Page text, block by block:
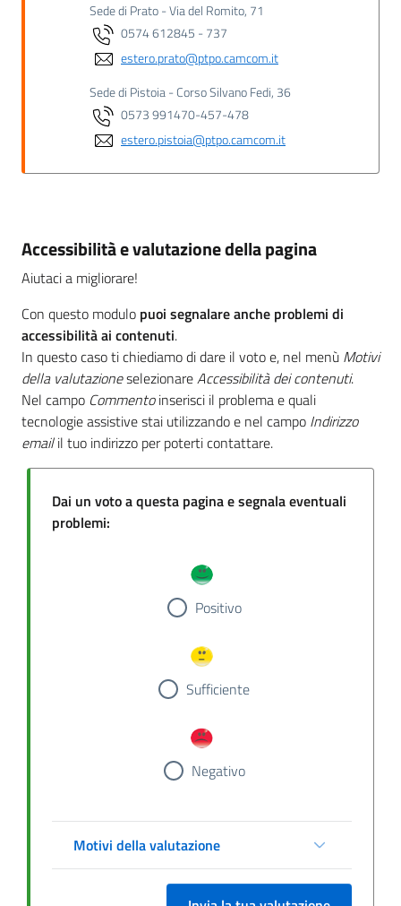
Sede di Prato - Via del Romito, 71
0574 612845 - 737
estero.prato@ptpo.camcom.it
Sede di Pistoia - Corso Silvano Fedi, 36
0573 991470-457-478
estero.pistoia@ptpo.camcom.it
Accessibilità e valutazione della pagina
Aiutaci a migliorare!
Con questo modulo puoi segnalare anche problemi di
accessibilità ai contenuti.
In questo caso ti chiediamo di dare il voto e, nel menù Motivi
della valutazioneselezionareAccessibilità dei contenuti.
Nel campo Commentoinserisci il problema e quali
tecnologie assistive stai utilizzando e nel campo Indirizzo
emailil tuo indirizzo per poterti contattare.
Dai un voto a questa pagina e segnala eventuali
problemi:
Positivo
Sufficiente
Negativo
Motivi della valutazione